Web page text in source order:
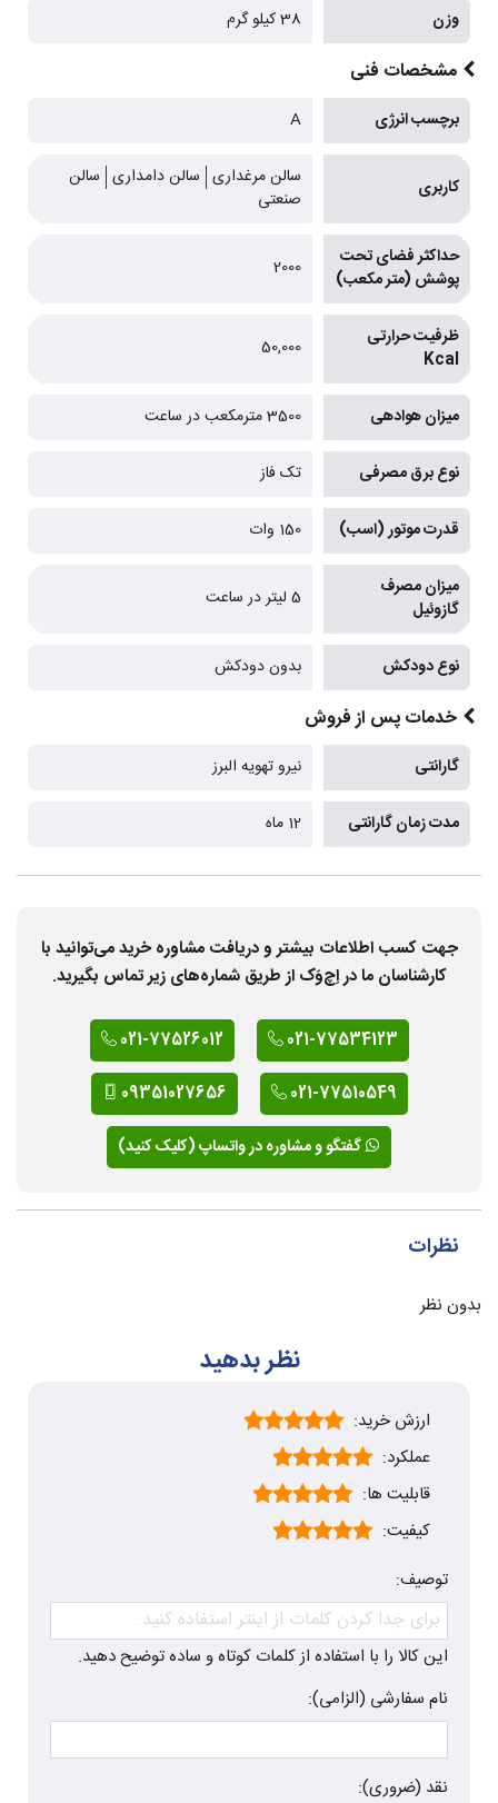
وزن 38 کیلو گرم
مشخصات فنی
برچسب انرژی A
کاربری سالن مرغداری سالن دامداری سالن
صنعتی
حداکثر فضای تحت
پوشش (متر مکعب)
2000
ظرفیت حرارتی
Kcal
50,000
میزان هوادهی 3500 مترمکعب در ساعت
نوع برق مصرفی تک فاز
قدرت موتور (اسب) 150 وات
میزان مصرف
گازوئیل
5 لیتر در ساعت
نوع دودکش بدون دودکش
خدمات پس از فروش
گارانتی نیرو تهویه البرز
مدت زمان گارانتی 12 ماه
جهت کسب اطلاعات بیشتر و دریافت مشاوره خرید می‌توانید با
کارشناسان ما در اِچ‌وَک از طریق شماره‌های زیر تماس بگیرید.
021-77534123
021-77526012
021-77510549
09351027656
گفتگو و مشاوره در واتساپ (کلیک کنید)
نظرات
بدون نظر
نظر بدهید
ارزش خرید:
عملکرد:
قابلیت ها:
کیفیت:
توصیف:
این کالا را با استفاده از کلمات کوتاه و ساده توضیح دهید.
نام سفارشی (الزامی):
نقد (ضروری):